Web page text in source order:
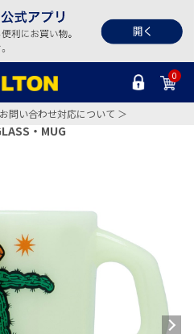
0
問い合わせ対応について ＞
・MUG